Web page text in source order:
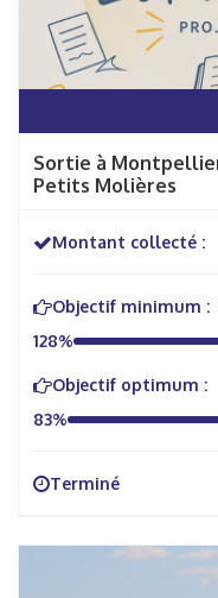
Sortie à
Petits Molières
Montant collecté :
Objectif minimum :
128%
Objectif optimum :
83%
Terminé